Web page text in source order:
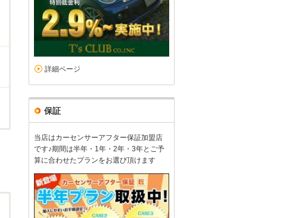
詳細ページ
保証
当店はカーセンサーアフター保証加盟店
です♪期間は半年・1年・2年・3年とご予
算に合わせたプランをお選び頂けます